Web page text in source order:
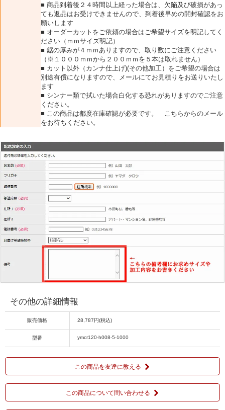
■ 商品到着後２４時間以上経った場合は、欠陥及び破損があっ
ても返品はお受けできませんので、到着後早めの開封確認をお
願いします
■ オーダーカットをご依頼の場合はご希望サイズを明記してく
ださい（ｍｍサイズ明記）
■ 鋸の厚みが４ｍｍありますので、取り数にご注意ください
（※１０００ｍｍから２００ｍｍを５本は取れません）
■ カット以外（カンナ仕上げ)(その他加工）をご希望の場合は
別途有償になりますので、メールにてお見積りをお送りいたし
ます
■ シンナー類で拭いた場合白化する恐れがありますのでご注意
ください。
■ この商品は都度在庫確認が必要です。 こちらからのメール
をお待ちください。
その他の詳細情報
販売価格 28,787円(税込)
型番 ymcr120-h008-5-1000
この商品を友達に教える
この商品について問い合わせる